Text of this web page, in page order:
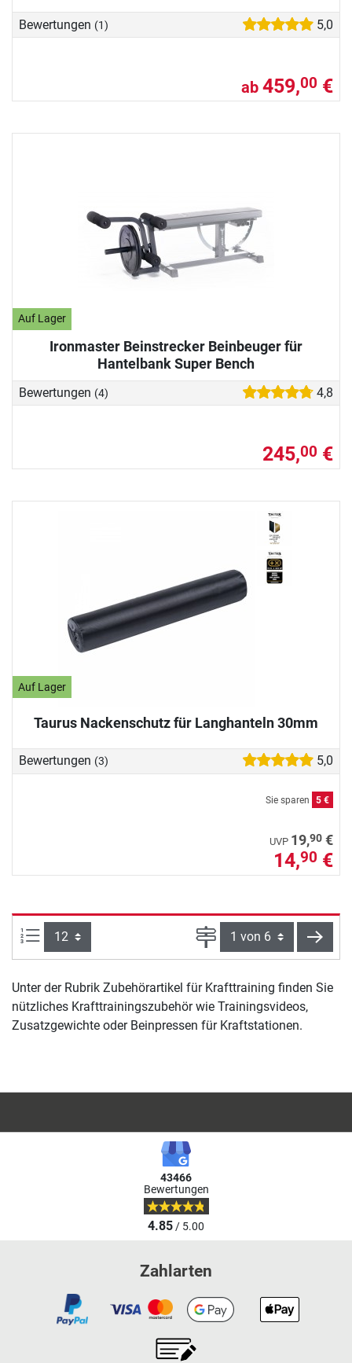
Bewertungen (1) 5,0
ab 459,00 €
Auf Lager
Ironmaster Beinstrecker Beinbeuger für
Hantelbank Super Bench
Bewertungen (4) 4,8
245,00 €
Auf Lager
Taurus Nackenschutz für Langhanteln 30mm
Bewertungen (3) 5,0
Sie sparen 5 €
UVP 19,90 €
14,90 €
Artikel pro Seite: Seite
Unter der Rubrik Zubehörartikel für Krafttraining finden Sie
nützliches Krafttrainingszubehör wie Trainingsvideos,
Zusatzgewichte oder Beinpressen für Kraftstationen.
43466
Bewertungen
4.85/ 5.00
Zahlarten